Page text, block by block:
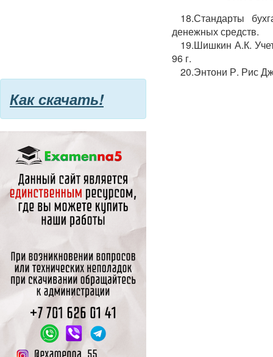
18.Стандарты
денежных средств.
19.Шишкин А.К.
96 г.
20.Энтони Р. Рис
Как скачать!